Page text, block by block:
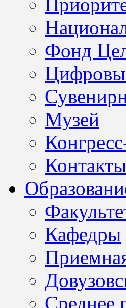
Фонд
Музей
Контакты
Кафедры
Среднее